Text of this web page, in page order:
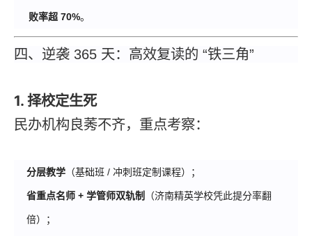
败率超 70%。
四、逆袭 365 天：高效复读的 “铁三角”
1. 择校定生死
民办机构良莠不齐，重点考察：
分层教学（基础班 / 冲刺班定制课程）；
省重点名师 + 学管师双轨制 （济南精英学校凭此提分率翻
倍）；